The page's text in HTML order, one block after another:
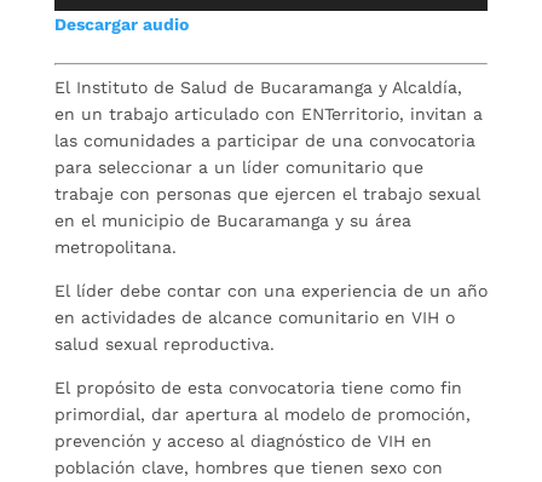
audio
Descargar audio
El Instituto de Salud de Bucaramanga y Alcaldía,
en un trabajo articulado con ENTerritorio, invitan a
las comunidades a participar de una convocatoria
para seleccionar a un líder comunitario que
trabaje con personas que ejercen el trabajo sexual
en el municipio de Bucaramanga y su área
metropolitana.
El líder debe contar con una experiencia de un año
en actividades de alcance comunitario en VIH o
salud sexual reproductiva.
El propósito de esta convocatoria tiene como fin
primordial, dar apertura al modelo de promoción,
prevención y acceso al diagnóstico de VIH en
población clave, hombres que tienen sexo con